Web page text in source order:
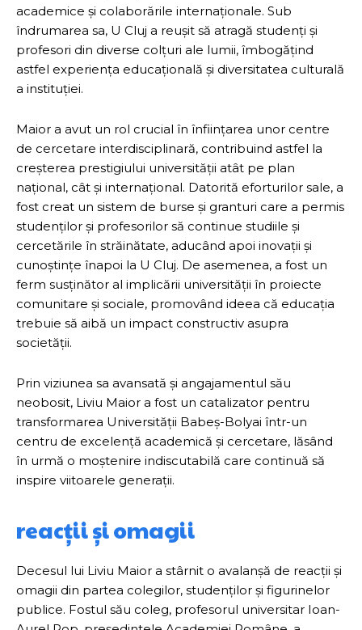
academice și colaborările internaționale. Sub
îndrumarea sa, U Cluj a reușit să atragă studenți și
profesori din diverse colțuri ale lumii, îmbogățind
astfel experiența educațională și diversitatea culturală
a instituției.
Maior a avut un rol crucial în înființarea unor centre
de cercetare interdisciplinară, contribuind astfel la
creșterea prestigiului universității atât pe plan
național, cât și internațional. Datorită eforturilor sale, a
fost creat un sistem de burse și granturi care a permis
studenților și profesorilor să continue studiile și
cercetările în străinătate, aducând apoi inovații și
cunoștințe înapoi la U Cluj. De asemenea, a fost un
ferm susținător al implicării universității în proiecte
comunitare și sociale, promovând ideea că educația
trebuie să aibă un impact constructiv asupra
societății.
Prin viziunea sa avansată și angajamentul său
neobosit, Liviu Maior a fost un catalizator pentru
transformarea Universității Babeș-Bolyai într-un
centru de excelență academică și cercetare, lăsând
în urmă o moștenire indiscutabilă care continuă să
inspire viitoarele generații.
reacții și omagii
Decesul lui Liviu Maior a stârnit o avalanșă de reacții și
omagii din partea colegilor, studenților și figurinelor
publice. Fostul său coleg, profesorul universitar Ioan-